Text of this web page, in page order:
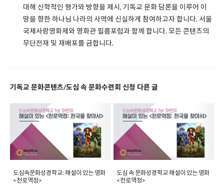
대해 신학적인 평가와 방향을 제시, 기독교 문화 담론을 이루어 이
땅을 향한 하나님 나라의 사역에 신실하게 참여하고자 합니다. 서울
국제사랑영화제와 영화관 필름포럼과 함께 합니다. 모든 콘텐츠의
무단전재 및 재배포를 금합니다.
기독교 문화콘텐츠/도심 속 문화수련회 신청 다른 글
도심속문화성경학교: 해설이 있는 영화
<천로역정>
도심 속 문화성경학교 해설이 있는 영화
<천로역정>